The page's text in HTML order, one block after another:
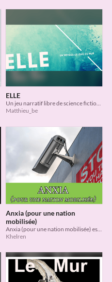
ELLE
Un jeu narratif libre de science fiction en "show don't tell"
Matthieu_be
Anxia (pour une nation
mobilisée)
Anxia (pour une nation mobilisée) est un jeu narratif pour une partie courte de un à trois joueurs
Khelren